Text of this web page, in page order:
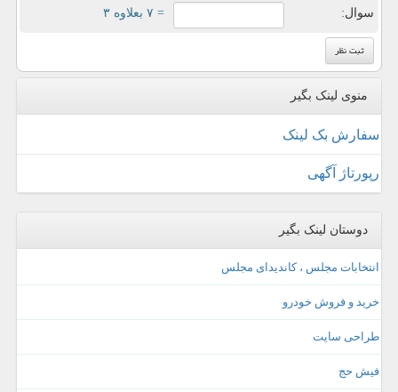
سوال: = ۷ بعلاوه ۳
منوی لینک بگیر
سفارش بک لینک
رپورتاژ آگهی
دوستان لینک بگیر
انتخابات مجلس ، کاندیدای مجلس
خرید و فروش خودرو
طراحی سایت
فیش حج